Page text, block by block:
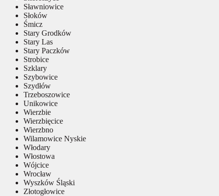
Sławniowice
Słoków
Śmicz
Stary Grodków
Stary Las
Stary Paczków
Strobice
Szklary
Szybowice
Szydłów
Trzeboszowice
Unikowice
Wierzbie
Wierzbięcice
Wierzbno
Wilamowice Nyskie
Włodary
Włostowa
Wójcice
Wrocław
Wyszków Śląski
Złotogłowice